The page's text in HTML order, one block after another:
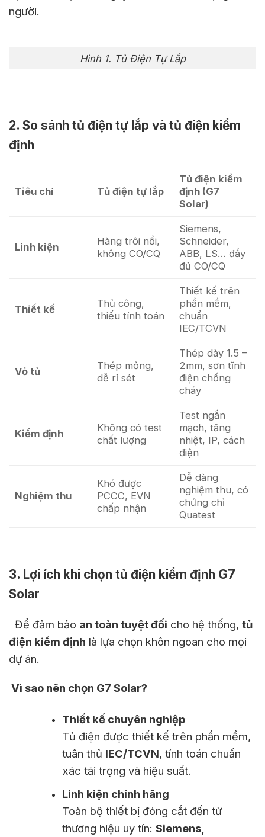
người.
Hình 1. Tủ Điện Tự Lắp
2. So sánh tủ điện tự lắp và tủ điện kiểm
định
Tiêu chí Tủ điện tự lắp
Tủ điện kiểm
định (G7
Solar)
Linh kiện
Hàng trôi nổi,
không CO/CQ
Siemens,
Schneider,
ABB, LS… đầy
đủ CO/CQ
Thiết kế
Thủ công,
thiếu tính toán
Thiết kế trên
phần mềm,
chuẩn
IEC/TCVN
Vỏ tủ
Thép mỏng,
dễ rỉ sét
Thép dày 1.5 –
2mm, sơn tĩnh
điện chống
cháy
Kiểm định
Không có test
chất lượng
Test ngắn
mạch, tăng
nhiệt, IP, cách
điện
Nghiệm thu
Khó được
PCCC, EVN
chấp nhận
Dễ dàng
nghiệm thu, có
chứng chỉ
Quatest
3. Lợi ích khi chọn tủ điện kiểm định G7
Solar
Để đảm bảo an toàn tuyệt đối cho hệ thống, tủ
điện kiểm định là lựa chọn khôn ngoan cho mọi
dự án.
Vì sao nên chọn G7 Solar?
Thiết kế chuyên nghiệp
Tủ điện được thiết kế trên phần mềm,
tuân thủ IEC/TCVN, tính toán chuẩn
xác tải trọng và hiệu suất.
Linh kiện chính hãng
Toàn bộ thiết bị đóng cắt đến từ
thương hiệu uy tín: Siemens,